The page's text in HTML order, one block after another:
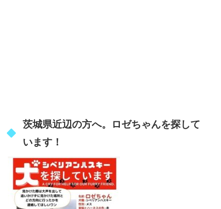
茨城県近辺の方へ。ロゼちゃんを探して
います！